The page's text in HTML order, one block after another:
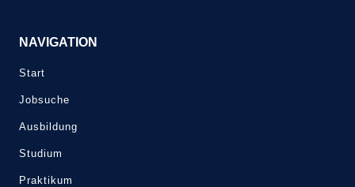
NAVIGATION
Start
Jobsuche
Ausbildung
Studium
Praktikum